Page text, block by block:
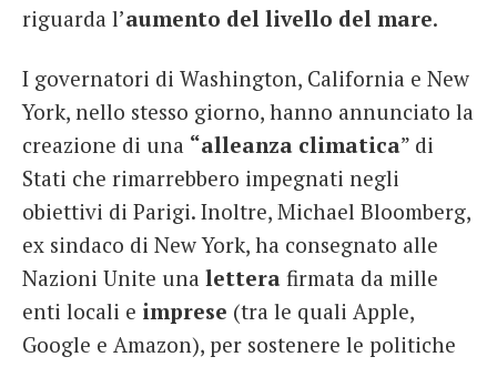
riguarda l’aumento del livello del mare.
I governatori di Washington, California e New
York, nello stesso giorno, hanno annunciato la
creazione di una “alleanza climatica” di
Stati che rimarrebbero impegnati negli
obiettivi di Parigi. Inoltre, Michael Bloomberg,
ex sindaco di New York, ha consegnato alle
Nazioni Unite una lettera firmata da mille
enti locali e imprese (tra le quali Apple,
Google e Amazon), per sostenere le politiche